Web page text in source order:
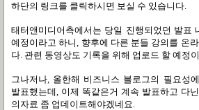
하단의 링크를 클릭하시면 보실 수 있습니다.
태터앤미디어측에서는 당일 진행되었던 발표
예정이라고 하니, 향후에 다른 분들 강의를 온
다. 관련 동영상도 기록을 위해 업로드 할 예정
그나저나, 올한해 비즈니스 블로그의 필요성
발표했는데, 이제 똑같은거 계속 발표하고 다
의자료 좀 업데이트해야겠네요.